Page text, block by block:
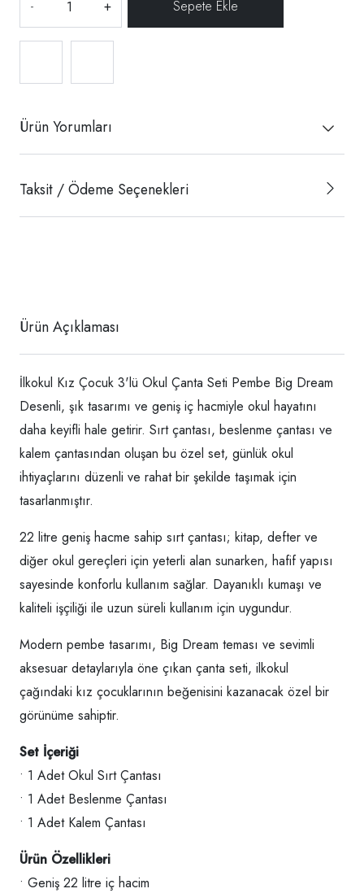
- +
Ürün Yorumları
Taksit / Ödeme Seçenekleri
Ürün Açıklaması
İlkokul Kız Çocuk 3'lü Okul Çanta Seti Pembe Big Dream
Desenli, şık tasarımı ve geniş iç hacmiyle okul hayatını
daha keyifli hale getirir. Sırt çantası, beslenme çantası ve
kalem çantasından oluşan bu özel set, günlük okul
ihtiyaçlarını düzenli ve rahat bir şekilde taşımak için
tasarlanmıştır.
22 litre geniş hacme sahip sırt çantası; kitap, defter ve
diğer okul gereçleri için yeterli alan sunarken, hafif yapısı
sayesinde konforlu kullanım sağlar. Dayanıklı kumaşı ve
kaliteli işçiliği ile uzun süreli kullanım için uygundur.
Modern pembe tasarımı, Big Dream teması ve sevimli
aksesuar detaylarıyla öne çıkan çanta seti, ilkokul
çağındaki kız çocuklarının beğenisini kazanacak özel bir
görünüme sahiptir.
Set İçeriği
• 1 Adet Okul Sırt Çantası
• 1 Adet Beslenme Çantası
• 1 Adet Kalem Çantası
Ürün Özellikleri
• Geniş 22 litre iç hacim